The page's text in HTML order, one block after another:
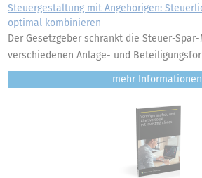
Steuergestaltung mit Angehörigen:
optimal kombinieren
Der Gesetzgeber schränkt die Steuer-
verschiedenen Anlage- und
mehr